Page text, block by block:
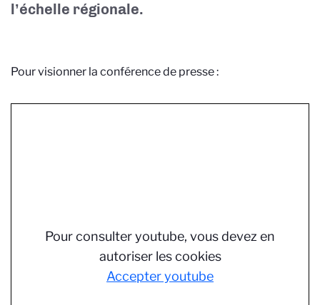
l’échelle régionale.
Pour visionner la conférence de presse :
Pour consulter youtube, vous devez en
autoriser les cookies
Accepter youtube